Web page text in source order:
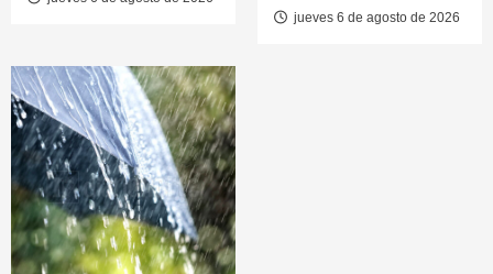
jueves 6 de agosto de 2026